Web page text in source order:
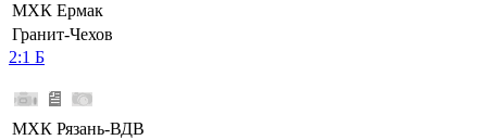
МХК Ермак
Гранит-Чехов
2:1 Б
МХК Рязань-ВДВ